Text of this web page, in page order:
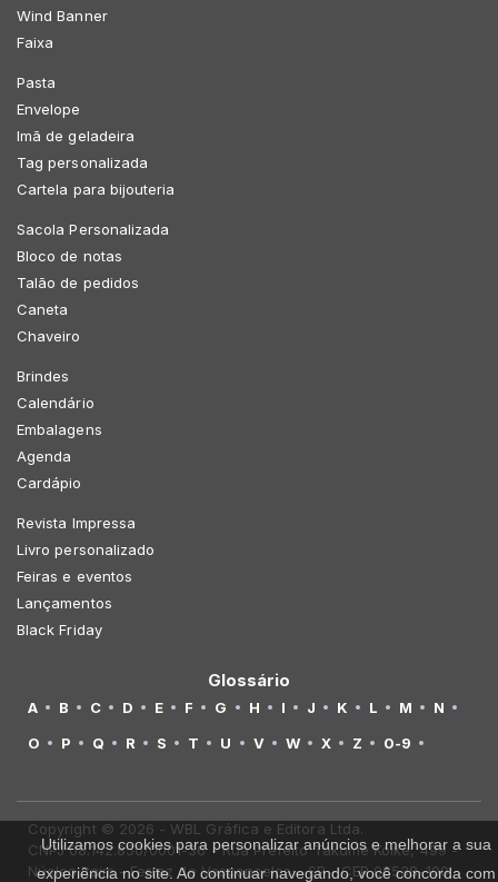
Wind Banner
Faixa
Pasta
Envelope
Imã de geladeira
Tag personalizada
Cartela para bijouteria
Sacola Personalizada
Bloco de notas
Talão de pedidos
Caneta
Chaveiro
Brindes
Calendário
Embalagens
Agenda
Cardápio
Revista Impressa
Livro personalizado
Feiras e eventos
Lançamentos
Black Friday
Glossário
A B C D E F G H I J K L M
N
O
P Q R S T U V W X Z 0-9
Copyright © 2026 - WBL Gráfica e Editora Ltda.
CNPJ 08.142.850/0001-36 - Rua Prefeito Takume Koike, 499 -
Núcleo Itaim - Ferraz de Vasconcelos - SP - CEP 08538-100
Utilizamos cookies para personalizar anúncios e melhorar a sua
experiência no site. Ao continuar navegando, você concorda com